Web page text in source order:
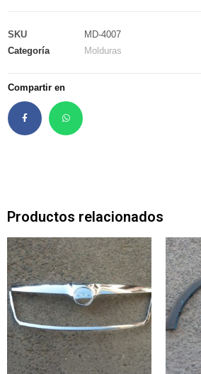
SKU
MD-4007
Categoría
Molduras
Compartir en
Productos relacionados